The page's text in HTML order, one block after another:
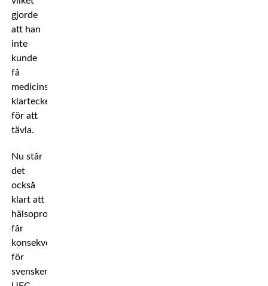
gjorde
att han
inte
kunde
få
medicinskt
klartecken
för att
tävla.
Nu står
det
också
klart att
hälsoproblemen
får
konsekvenser
för
svenskens